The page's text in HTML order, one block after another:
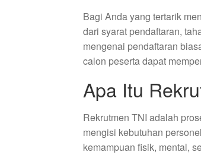
Bagi Anda yang tertarik
dari syarat pendaftaran,
mengenai pendaftaran
calon peserta dapat
Apa Itu
Rekrutmen TNI adalah
mengisi kebutuhan
kemampuan fisik, mental,